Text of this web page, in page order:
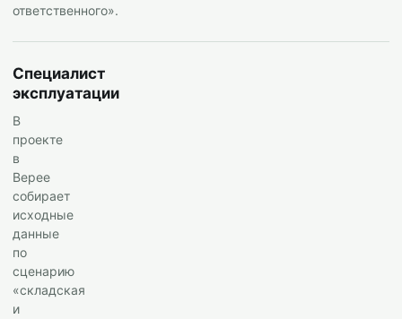
ответственного».
Специалист
эксплуатации
В
проекте
в
Верее
собирает
исходные
данные
по
сценарию
«складская
и